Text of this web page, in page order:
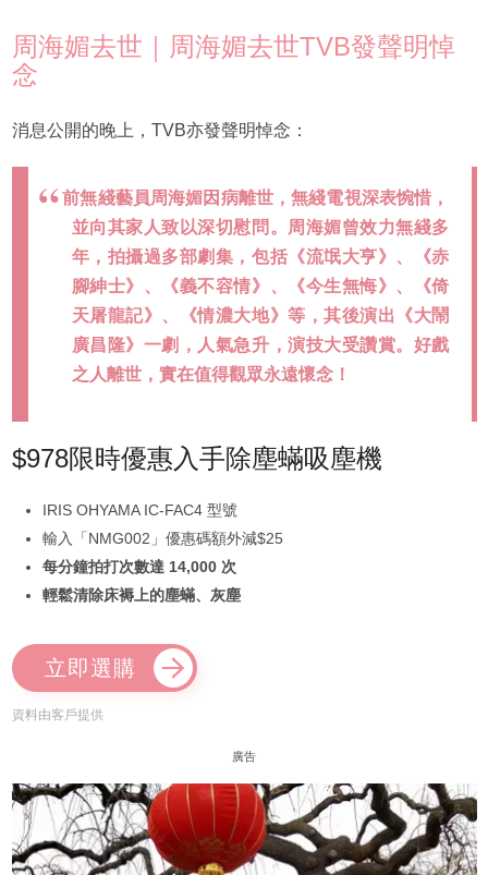
周海媚去世｜周海媚去世TVB發聲明悼
念
消息公開的晚上，TVB亦發聲明悼念：
前無綫藝員周海媚因病離世，無綫電視深表惋惜，
並向其家人致以深切慰問。周海媚曾效力無綫多
年，拍攝過多部劇集，包括《流氓大亨》、《赤
腳紳士》、《義不容情》、《今生無悔》、《倚
天屠龍記》、《情濃大地》等，其後演出《大鬧
廣昌隆》一劇，人氣急升，演技大受讚賞。好戲
之人離世，實在值得觀眾永遠懷念！
$978限時優惠入手除塵蟎吸塵機
IRIS OHYAMA IC-FAC4 型號
輸入「NMG002」優惠碼額外減$25
每分鐘拍打次數達 14,000 次
輕鬆清除床褥上的塵蟎、灰塵
立即選購
資料由客戶提供
廣告